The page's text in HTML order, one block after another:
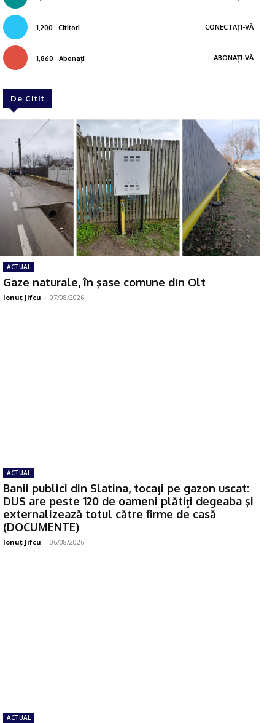
1,200 Cititori CONECTAȚI-VĂ
1,860 Abonați ABONAȚI-VĂ
De Citit
ACTUAL
Gaze naturale, în şase comune din Olt
Ionuţ Jifcu - 07/08/2026
ACTUAL
Banii publici din Slatina, tocaţi pe gazon uscat:
DUS are peste 120 de oameni plătiţi degeaba şi
externalizează totul către firme de casă
(DOCUMENTE)
Ionuţ Jifcu - 06/08/2026
ACTUAL